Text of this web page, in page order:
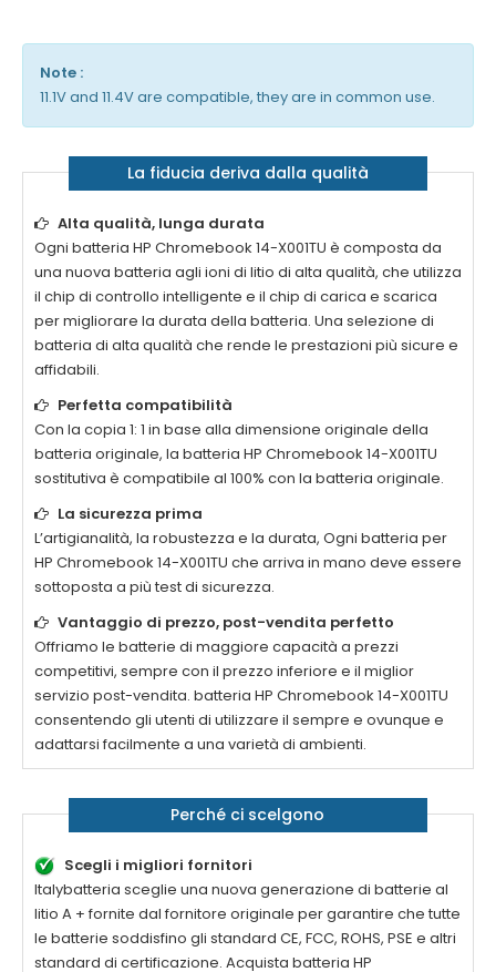
Note :
11.1V and 11.4V are compatible, they are in common use.
La fiducia deriva dalla qualità
Alta qualità, lunga durata
Ogni batteria HP Chromebook 14-X001TU è composta da
una nuova batteria agli ioni di litio di alta qualità, che utilizza
il chip di controllo intelligente e il chip di carica e scarica
per migliorare la durata della batteria. Una selezione di
batteria di alta qualità che rende le prestazioni più sicure e
affidabili.
Perfetta compatibilità
Con la copia 1: 1 in base alla dimensione originale della
batteria originale, la batteria HP Chromebook 14-X001TU
sostitutiva è compatibile al 100% con la batteria originale.
La sicurezza prima
L’artigianalità, la robustezza e la durata, Ogni batteria per
HP Chromebook 14-X001TU che arriva in mano deve essere
sottoposta a più test di sicurezza.
Vantaggio di prezzo, post-vendita perfetto
Offriamo le batterie di maggiore capacità a prezzi
competitivi, sempre con il prezzo inferiore e il miglior
servizio post-vendita. batteria HP Chromebook 14-X001TU
consentendo gli utenti di utilizzare il sempre e ovunque e
adattarsi facilmente a una varietà di ambienti.
Perché ci scelgono
Scegli i migliori fornitori
Italybatteria sceglie una nuova generazione di batterie al
litio A + fornite dal fornitore originale per garantire che tutte
le batterie soddisfino gli standard CE, FCC, ROHS, PSE e altri
standard di certificazione. Acquista batteria HP